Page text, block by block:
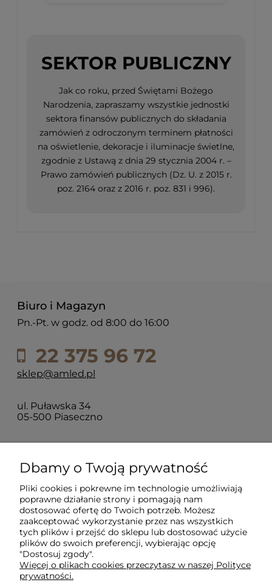
SEKTOR PUBLICZNY
Jak co roku, przed Świętami Bożego
Narodzenia, zapraszamy wszystkie jednostki
sektora finansów publicznych do składania
zamówień z odroczonym terminem płatności
na oświetlenie, dekoracje i iluminacje świetlne,
zgodnie z Ustawą z dnia 29 stycznia 2004 r. –
Prawo zamówień publicznych (Dz. U. z 2015 r.
poz. 2164 oraz z 2016 r. poz. 831 i 996).
Biuro i Magazyn
Pn.-Pt. w godz. od 8:00 do 16:00
22 375 96 72
sklep@amled.pl
ul. Puławska 34
05-500 Piaseczno
Dla klientów
Informacje
O firmie
Dbamy o Twoją prywatność
Pliki cookies i pokrewne im technologie umożliwiają
poprawne działanie strony i pomagają nam
dostosować ofertę do Twoich potrzeb. Możesz
zaakceptować wykorzystanie przez nas wszystkich
tych plików i przejść do sklepu lub dostosować użycie
plików do swoich preferencji, wybierając opcję
"Dostosuj zgody".
Więcej o plikach cookies przeczytasz w naszej Polityce
prywatności.